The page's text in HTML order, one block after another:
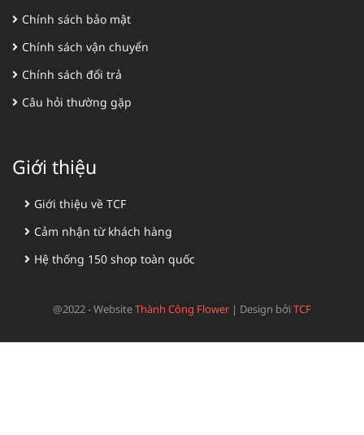
Chính sách bảo mật
Chính sách vận chuyển
Chính sách đổi trả
Câu hỏi thường gặp
Giới thiệu
Giới thiệu về TCF
Cảm nhận từ khách hàng
Hệ thống 150 shop toàn quốc
@2022 - WebsiteThành Công Flower | Design bởiTCF